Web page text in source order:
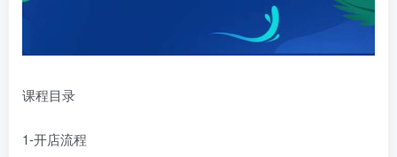
课程目录
1-开店流程